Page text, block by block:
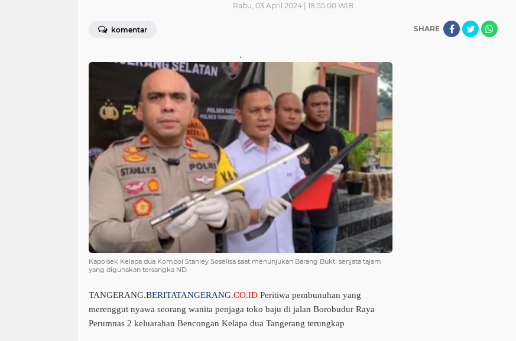
Rabu, 03 April 2024 | 18.55.00 WIB
komentar SHARE
.
Kapolsek Kelapa dua Kompol Stanley Soselisa saat menunjukan Barang Bukti senjata tajam
yang digunakan tersangka ND.
TANGERANG.BERITATANGERANG.CO.ID Peritiwa pembunuhan yang
merenggut nyawa seorang wanita penjaga toko baju di jalan Borobudur Raya
Perumnas 2 keluarahan Bencongan Kelapa dua Tangerang terungkap